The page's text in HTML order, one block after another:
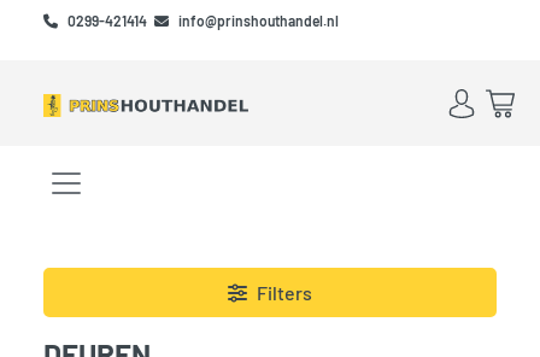
Skip to main content
Skip to footer
0299-421414 info@prinshouthandel.nl
Account
Menu openen/sluiten
Filters